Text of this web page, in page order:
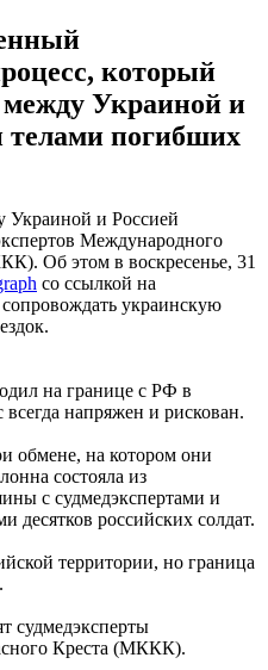
который
между Украиной и
телами погибших
и Россией
Международного
Об этом в воскресенье, 31
со ссылкой на
украинскую
на границе с РФ в
напряжен и рискован.
обмене, на котором они
состояла из
с судмедэкспертами и
десятков российских солдат.
территории, но граница
судмедэксперты
Креста (МККК).